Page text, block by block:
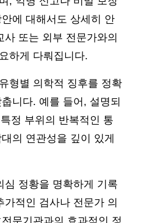
에 대해서도 상세히 안
또는 외부 전문가와의
하게 다뤄집니다.
형별 의학적 징후를 정확
니다. 예를 들어, 설명되
정 부위의 반복적인 통
의 연관성을 깊이 있게
심 정황을 명확하게 기록
적인 검사나 전문가 의